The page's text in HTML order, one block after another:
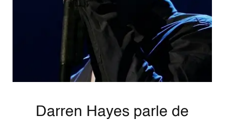
Darren Hayes parle de